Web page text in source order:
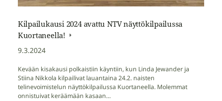
Kilpailukausi 2024 avattu NTV näyttökilpailussa
Kuortaneella!
9.3.2024
Kevään kisakausi polkaistiin käyntiin, kun Linda Jewander ja
Stiina Nikkola kilpailivat lauantaina 24.2. naisten
telinevoimistelun näyttökilpailussa Kuortaneella. Molemmat
onnistuivat keräämään kasaan…